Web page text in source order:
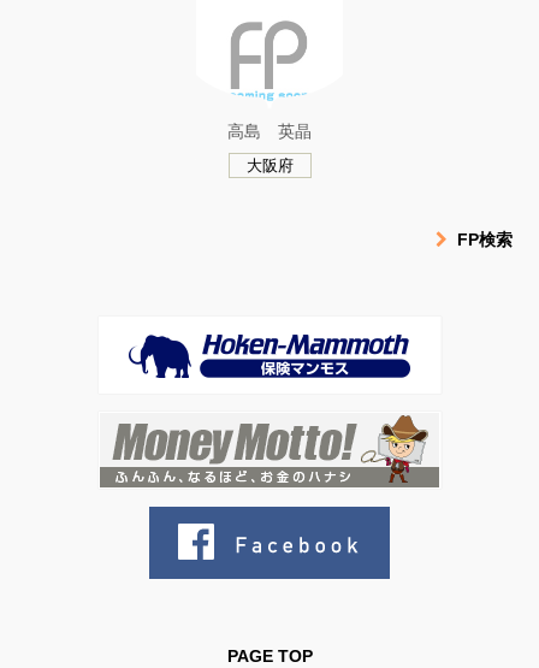
高島 英晶
大阪府
FP検索
PAGE TOP